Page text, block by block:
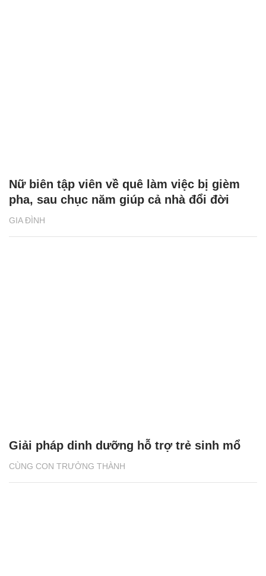
GIA ĐÌNH
Nữ biên tập viên về quê làm việc bị gièm
pha, sau chục năm giúp cả nhà đổi đời
CÙNG CON TRƯỞNG THÀNH
Giải pháp dinh dưỡng hỗ trợ trẻ sinh mổ